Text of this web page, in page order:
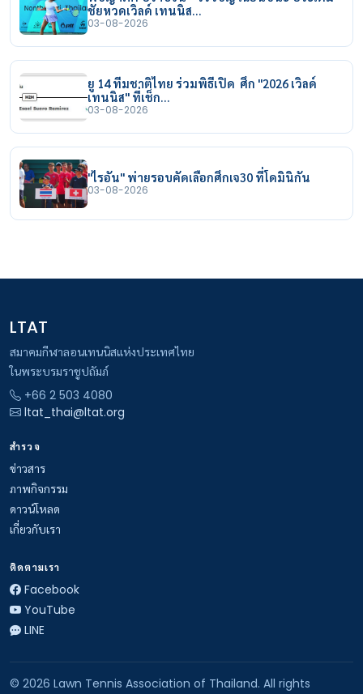
ชัยหวดเวิลด์ เทนนิส…
03-08-2026
ยู 14 ทีมชาติไทย ร่วมพิธีเปิด ศึก "2026 เวิลด์
เทนนิส" ที่เช็ก…
03-08-2026
"ไรอัน" พ่ายรอบคัดเลือกศึกเจ30 ที่โดมินิกัน
03-08-2026
LTAT
สมาคมกีฬาลอนเทนนิสแห่งประเทศไทย
ในพระบรมราชูปถัมภ์
+66 2 503 4080
ltat_thai@ltat.org
สำรวจ
ข่าวสาร
ภาพกิจกรรม
ดาวน์โหลด
เกี่ยวกับเรา
ติดตามเรา
Facebook
YouTube
LINE
© 2026 Lawn Tennis Association of Thailand. All rights